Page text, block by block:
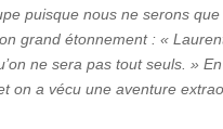
puisque nous ne serons
grand étonnement : «
ne sera pas tout seuls. »
a vécu une aventure